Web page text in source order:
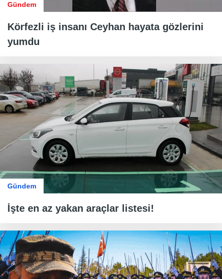
Gündem
Körfezli iş insanı Ceyhan hayata gözlerini
yumdu
Gündem
İşte en az yakan araçlar listesi!